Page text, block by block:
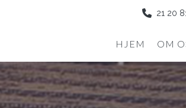
21 20
HJEM OM